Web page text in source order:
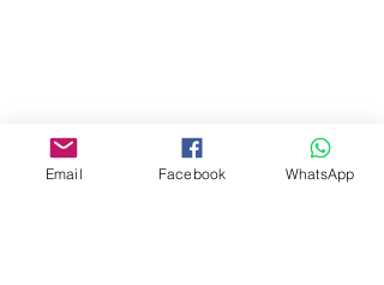
Email Facebook WhatsApp